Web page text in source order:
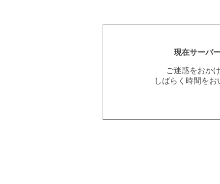
現在サーバ
ご迷惑をおか
しばらく時間を